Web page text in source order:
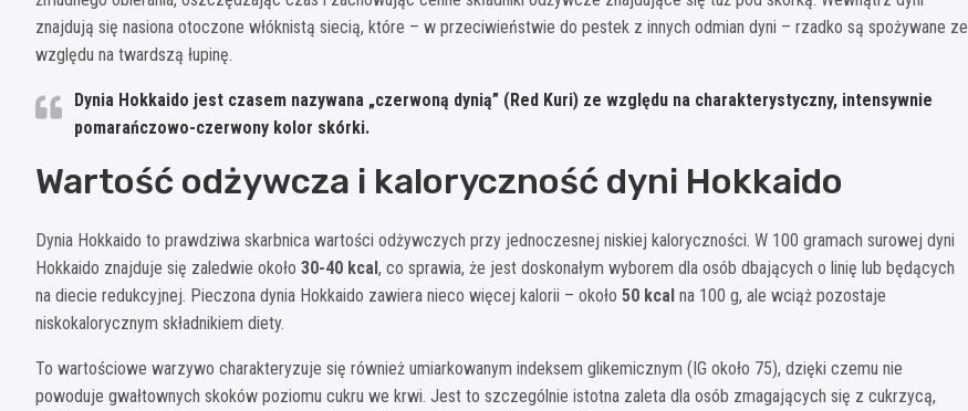
znajdują się nasiona otoczone włóknistą siecią, które – w przeciwieństwie do pestek z innych odmian dyni – rzadko są spożywane ze
względu na twardszą łupinę.
Dynia Hokkaido jest czasem nazywana „czerwoną dynią” (Red Kuri) ze względu na charakterystyczny, intensywnie
pomarańczowo-czerwony kolor skórki.
Wartość odżywcza i kaloryczność dyni Hokkaido
Dynia Hokkaido to prawdziwa skarbnica wartości odżywczych przy jednoczesnej niskiej kaloryczności. W 100 gramach surowej dyni
Hokkaido znajduje się zaledwie około 30-40 kcal, co sprawia, że jest doskonałym wyborem dla osób dbających o linię lub będących
na diecie redukcyjnej. Pieczona dynia Hokkaido zawiera nieco więcej kalorii – około 50 kcal na 100 g, ale wciąż pozostaje
niskokalorycznym składnikiem diety.
To wartościowe warzywo charakteryzuje się również umiarkowanym indeksem glikemicznym (IG około 75), dzięki czemu nie
powoduje gwałtownych skoków poziomu cukru we krwi. Jest to szczególnie istotna zaleta dla osób zmagających się z cukrzycą,